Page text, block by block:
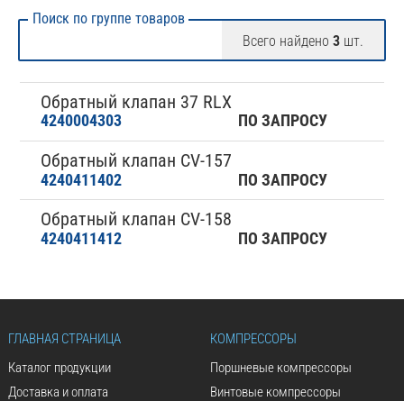
Поиск по группе товаров
Всего найдено 3 шт.
4240004303
Обратный клапан 37 RLX
ПО ЗАПРОСУ
4240411402
Обратный клапан CV-157
ПО ЗАПРОСУ
4240411412
Обратный клапан CV-158
ПО ЗАПРОСУ
ГЛАВНАЯ СТРАНИЦА
Каталог продукции
Доставка и оплата
КОМПРЕССОРЫ
Поршневые компрессоры
Винтовые компрессоры